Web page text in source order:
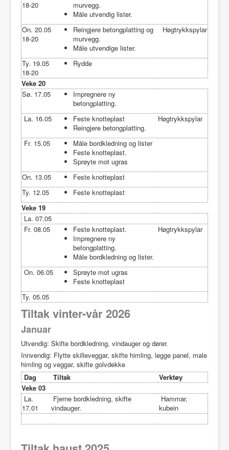
18-20
murvegg.
Måle utvendig lister.
On. 20.05
18-20
Reingjere betongplatting og
murvegg.
Måle utvendige lister.
Høgtrykkspylar
Ty. 19.05
18-20
Rydde
Veke 20
Sø. 17.05
Impregnere ny
betongplatting.
La. 16.05
Feste knotteplast
Reingjere betongplatting.
Høgtrykkspylar
Fr. 15.05
Måle bordkledning og lister
Feste knotteplast.
Sprøyte mot ugras
On. 13.05
Feste knotteplast
Ty. 12.05
Feste knotteplast
Veke 19
La. 07.05
Fr. 08.05
Feste knotteplast.
Impregnere ny
betongplatting.
Måle bordkledning og lister.
Høgtrykkspylar
On. 06.05
Sprøyte mot ugras
Feste knotteplast
Ty. 05.05
Tiltak vinter-vår 2026
Januar
Utvendig: Skifte bordkledning, vindauger og dører.
Innvendig: Flytte skilleveggar, skifte himling, legge panel, male
himling og veggar, skifte golvdekke
Dag
Tiltak
Verktøy
Veke 03
La.
17.01
Fjerne bordkledning, skifte
vindauger.
Hammar,
kubein